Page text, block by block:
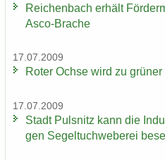
Rei­chen­bach er­hält
Asco-​Brache
17.07.2009
Roter Ochse wird zu
17.07.2009
Stadt Puls­nitz kann die
gen Se­gel­tuch­we­be­rei